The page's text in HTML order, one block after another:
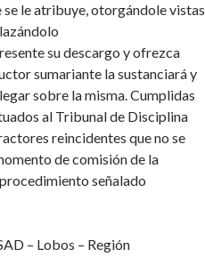
le atribuye, otorgándole vistas
su descargo y ofrezca
sumariante la sustanciará y
sobre la misma. Cumplidas
al Tribunal de Disciplina
reincidentes que no se
de comisión de la
señalado
– Lobos – Región